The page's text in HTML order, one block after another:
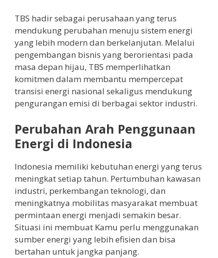
TBS hadir sebagai perusahaan yang terus
mendukung perubahan menuju sistem energi
yang lebih modern dan berkelanjutan. Melalui
pengembangan bisnis yang berorientasi pada
masa depan hijau, TBS memperlihatkan
komitmen dalam membantu mempercepat
transisi energi nasional sekaligus mendukung
pengurangan emisi di berbagai sektor industri.
Perubahan Arah Penggunaan
Energi di Indonesia
Indonesia memiliki kebutuhan energi yang terus
meningkat setiap tahun. Pertumbuhan kawasan
industri, perkembangan teknologi, dan
meningkatnya mobilitas masyarakat membuat
permintaan energi menjadi semakin besar.
Situasi ini membuat Kamu perlu menggunakan
sumber energi yang lebih efisien dan bisa
bertahan untuk jangka panjang.